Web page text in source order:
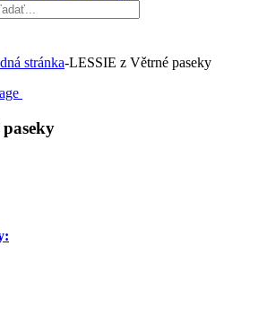
stránka-LESSIE z Větrné paseky